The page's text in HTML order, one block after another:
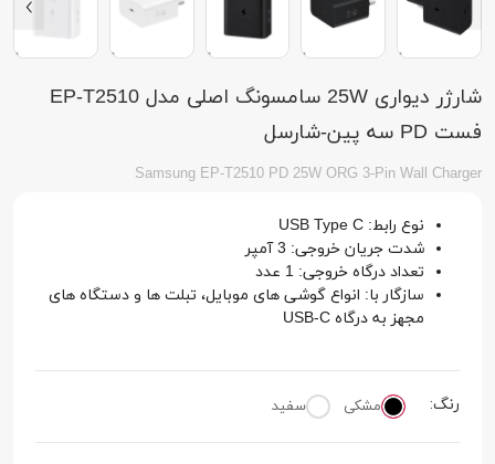
شارژر دیواری 25W سامسونگ اصلی مدل EP-T2510
فست PD سه پین-شارسل
Samsung EP-T2510 PD 25W ORG 3-Pin Wall Charger
نوع رابط: USB Type C
شدت جریان خروجی: 3 آمپر
تعداد درگاه خروجی: 1 عدد
سازگار با: انواع گوشی های موبایل، تبلت ها و دستگاه های
مجهز به درگاه USB-C
رنگ: مشکی سفید